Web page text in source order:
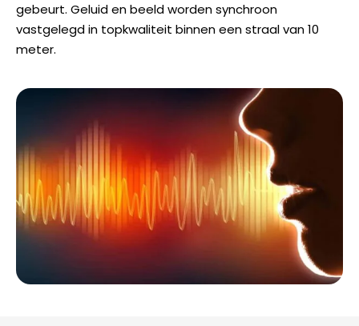
gebeurt. Geluid en beeld worden synchroon
vastgelegd in topkwaliteit binnen een straal van 10
meter.